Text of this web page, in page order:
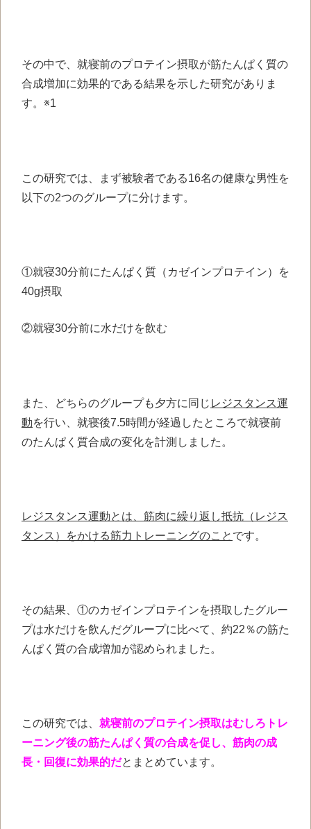
その中で、就寝前のプロテイン摂取が筋たんぱく質の
合成増加に効果的である結果を示した研究がありま
す。※1
この研究では、まず被験者である16名の健康な男性を
以下の2つのグループに分けます。
①就寝30分前にたんぱく質（カゼインプロテイン）を
40g摂取
②就寝30分前に水だけを飲む
また、どちらのグループも夕方に同じ レジスタンス運
動を行い、就寝後7.5時間が経過したところで就寝前
のたんぱく質合成の変化を計測しました。
レジスタンス運動とは、 筋肉に繰り返し抵抗（レジス
タンス）をかける筋力トレーニングのこと です。
その結果、①のカゼインプロテインを摂取したグルー
プは水だけを飲んだグループに比べて、約22％の筋た
んぱく質の合成増加が認められました。
この研究では、 就寝前のプロテイン摂取はむしろトレ
ーニング後の筋たんぱく質の合成を促し、筋肉の成
長・回復に効果的だとまとめています。